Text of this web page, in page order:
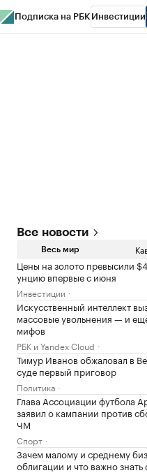
Подписка на РБК Инвестиции
Все новости
Весь мир
Цены на золото превысили
унцию впервые с июня
Инвестиции
Искусственный интеллект
массовые увольнения — и
мифов
РБК и Yandex Cloud
Тимур Иванов обжаловал в
суде первый приговор
Политика
Глава Ассоциации футбола
заявил о кампании против
ЧМ
Спорт
Зачем малому и среднему
облигации и что важно